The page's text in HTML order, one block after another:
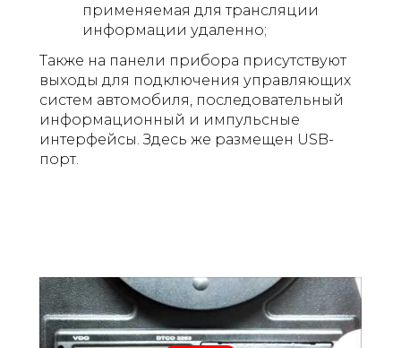
применяемая для трансляции
информации удаленно;
Также на панели прибора присутствуют
выходы для подключения управляющих
систем автомобиля, последовательный
информационный и импульсные
интерфейсы. Здесь же размещен USB-
порт.